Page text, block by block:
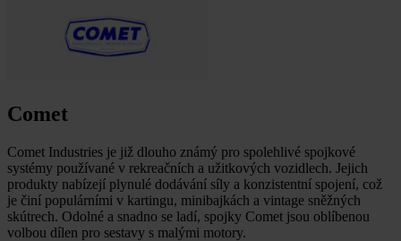
Comet
Comet Industries je již dlouho známý pro spolehlivé spojkové
systémy používané v rekreačních a užitkových vozidlech. Jejich
produkty nabízejí plynulé dodávání síly a konzistentní spojení, což
je činí populárními v kartingu, minibajkách a vintage sněžných
skútrech. Odolné a snadno se ladí, spojky Comet jsou oblíbenou
volbou dílen pro sestavy s malými motory.